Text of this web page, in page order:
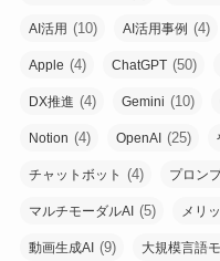
AI活用 (10) AI活用事例 (4)
Apple (4) ChatGPT (50)
DX推進 (4) Gemini (10)
Notion (4) OpenAI (25)
チャットボット (4) プロン
マルチモーダルAI (5) メリ
動画生成AI (9) 大規模言語